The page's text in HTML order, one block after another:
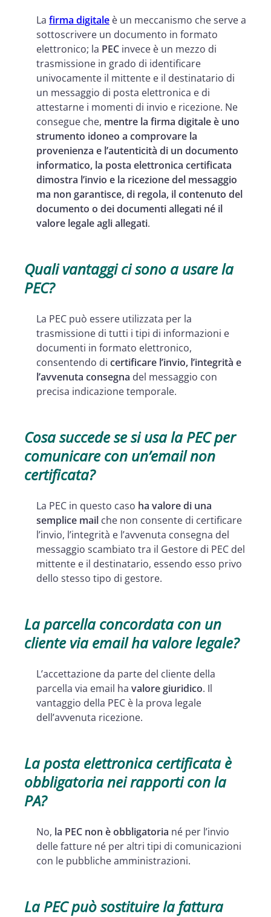
La firma digitale è un meccanismo che serve a
sottoscrivere un documento in formato
elettronico; la PEC invece è un mezzo di
trasmissione in grado di identificare
univocamente il mittente e il destinatario di
un messaggio di posta elettronica e di
attestarne i momenti di invio e ricezione. Ne
consegue che, mentre la firma digitale è uno
strumento idoneo a comprovare la
provenienza e l’autenticità di un documento
informatico, la posta elettronica certificata
dimostra l’invio e la ricezione del messaggio
ma non garantisce, di regola, il contenuto del
documento o dei documenti allegati né il
valore legale agli allegati.
Quali vantaggi ci sono a usare la
PEC?
La PEC può essere utilizzata per la
trasmissione di tutti i tipi di informazioni e
documenti in formato elettronico,
consentendo di certificare l’invio, l’integrità e
l’avvenuta consegna del messaggio con
precisa indicazione temporale.
Cosa succede se si usa la PEC per
comunicare con un’email non
certificata?
La PEC in questo caso ha valore di una
semplice mail che non consente di certificare
l’invio, l’integrità e l’avvenuta consegna del
messaggio scambiato tra il Gestore di PEC del
mittente e il destinatario, essendo esso privo
dello stesso tipo di gestore.
La parcella concordata con un
cliente via email ha valore legale?
L’accettazione da parte del cliente della
parcella via email ha valore giuridico. Il
vantaggio della PEC è la prova legale
dell’avvenuta ricezione.
La posta elettronica certificata è
obbligatoria nei rapporti con la
PA?
No, la PEC non è obbligatoria né per l’invio
delle fatture né per altri tipi di comunicazioni
con le pubbliche amministrazioni.
La PEC può sostituire la fattura